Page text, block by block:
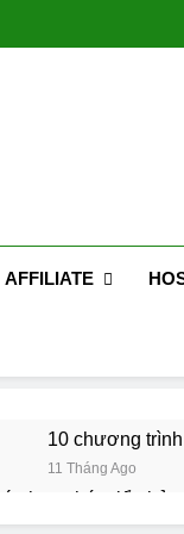
AFFILIATE
10 chương
11 Tháng Ago
học phát triển bản
Ago